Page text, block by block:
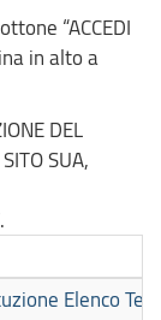
“ACCEDI
in alto a
DEL
SUA,
Elenco